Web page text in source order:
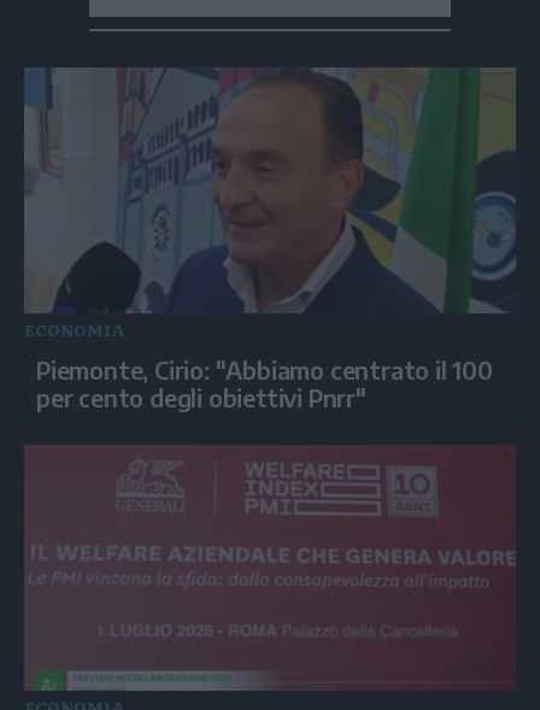
ECONOMIA
Piemonte, Cirio: "Abbiamo centrato il 100
per cento degli obiettivi Pnrr"